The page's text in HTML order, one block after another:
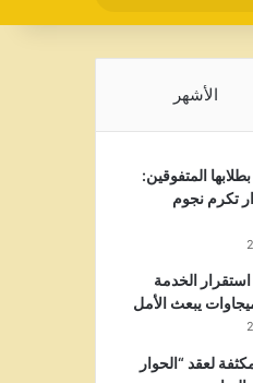
عن
الأشهر
المتفوقين:
تكرم نجوم
الخدمة
لعقد “الحوار